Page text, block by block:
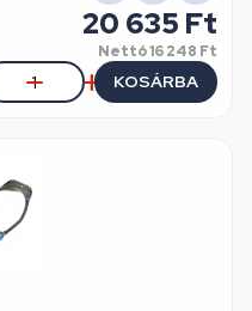
20 635 Ft
Nettó16 248 Ft
KOSÁRBA